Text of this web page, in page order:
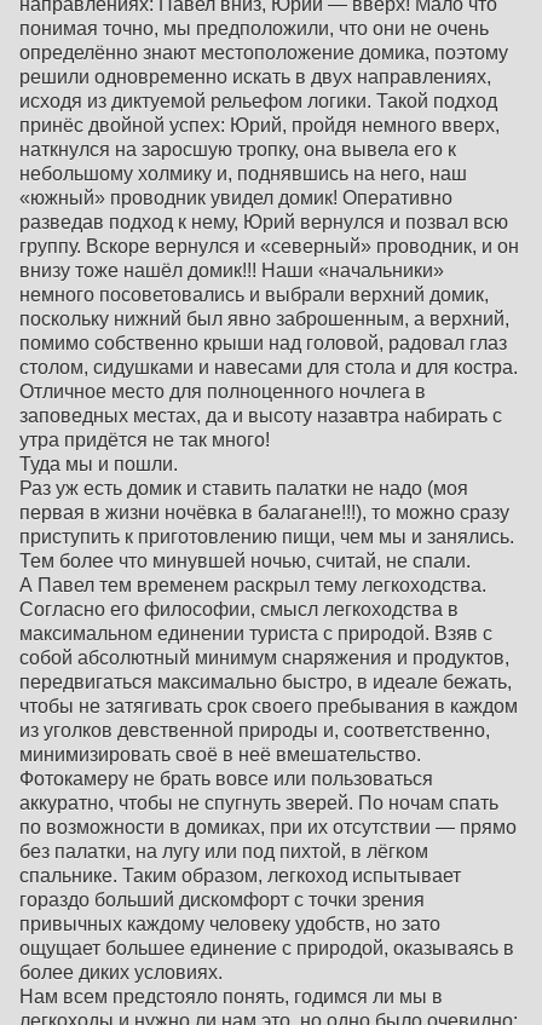
понимая точно, мы предположили, что они не очень
определённо знают местоположение домика, поэтому
решили одновременно искать в двух направлениях,
исходя из диктуемой рельефом логики. Такой подход
принёс двойной успех: Юрий, пройдя немного вверх,
наткнулся на заросшую тропку, она вывела его к
небольшому холмику и, поднявшись на него, наш
«южный» проводник увидел домик! Оперативно
разведав подход к нему, Юрий вернулся и позвал всю
группу. Вскоре вернулся и «северный» проводник, и он
внизу тоже нашёл домик!!! Наши «начальники»
немного посоветовались и выбрали верхний домик,
поскольку нижний был явно заброшенным, а верхний,
помимо собственно крыши над головой, радовал глаз
столом, сидушками и навесами для стола и для костра.
Отличное место для полноценного ночлега в
заповедных местах, да и высоту назавтра набирать с
утра придётся не так много!
Туда мы и пошли.
Раз уж есть домик и ставить палатки не надо (моя
первая в жизни ночёвка в балагане!!!), то можно сразу
приступить к приготовлению пищи, чем мы и занялись.
Тем более что минувшей ночью, считай, не спали.
А Павел тем временем раскрыл тему легкоходства.
Согласно его философии, смысл легкоходства в
максимальном единении туриста с природой. Взяв с
собой абсолютный минимум снаряжения и продуктов,
передвигаться максимально быстро, в идеале бежать,
чтобы не затягивать срок своего пребывания в каждом
из уголков девственной природы и, соответственно,
минимизировать своё в неё вмешательство.
Фотокамеру не брать вовсе или пользоваться
аккуратно, чтобы не спугнуть зверей. По ночам спать
по возможности в домиках, при их отсутствии — прямо
без палатки, на лугу или под пихтой, в лёгком
спальнике. Таким образом, легкоход испытывает
гораздо больший дискомфорт с точки зрения
привычных каждому человеку удобств, но зато
ощущает большее единение с природой, оказываясь в
более диких условиях.
Нам всем предстояло понять, годимся ли мы в
легкоходы и нужно ли нам это, но одно было очевидно: